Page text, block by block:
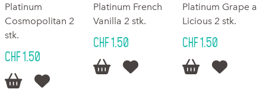
Platinum
Cosmopolitan 2
stk.
CHF 1.50
 
Platinum French
Vanilla 2 stk.
CHF 1.50
 
Platinum Grape a
Licious 2 stk.
CHF 1.50
 